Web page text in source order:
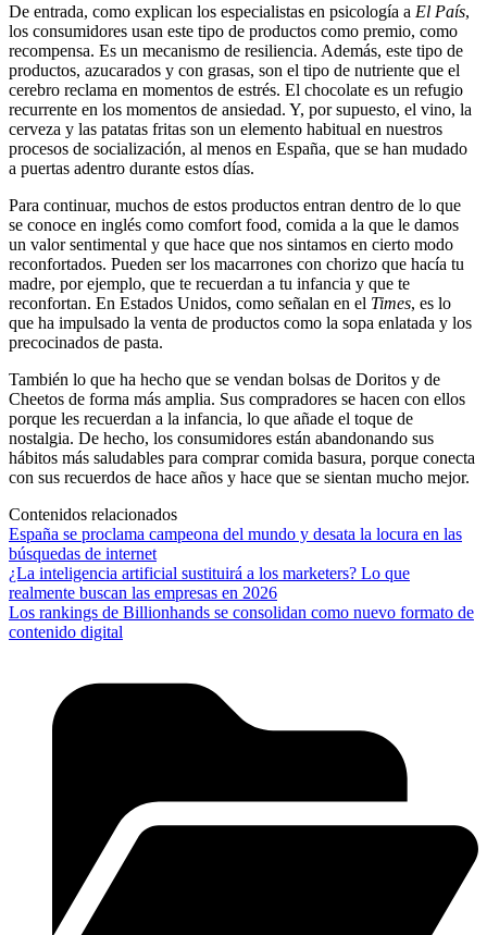
De entrada, como explican los especialistas en psicología a El País,
los consumidores usan este tipo de productos como premio, como
recompensa. Es un mecanismo de resiliencia. Además, este tipo de
productos, azucarados y con grasas, son el tipo de nutriente que el
cerebro reclama en momentos de estrés. El chocolate es un refugio
recurrente en los momentos de ansiedad. Y, por supuesto, el vino, la
cerveza y las patatas fritas son un elemento habitual en nuestros
procesos de socialización, al menos en España, que se han mudado
a puertas adentro durante estos días.
Para continuar, muchos de estos productos entran dentro de lo que
se conoce en inglés como comfort food, comida a la que le damos
un valor sentimental y que hace que nos sintamos en cierto modo
reconfortados. Pueden ser los macarrones con chorizo que hacía tu
madre, por ejemplo, que te recuerdan a tu infancia y que te
reconfortan. En Estados Unidos, como señalan en el Times, es lo
que ha impulsado la venta de productos como la sopa enlatada y los
precocinados de pasta.
También lo que ha hecho que se vendan bolsas de Doritos y de
Cheetos de forma más amplia. Sus compradores se hacen con ellos
porque les recuerdan a la infancia, lo que añade el toque de
nostalgia. De hecho, los consumidores están abandonando sus
hábitos más saludables para comprar comida basura, porque conecta
con sus recuerdos de hace años y hace que se sientan mucho mejor.
Contenidos relacionados
España se proclama campeona del mundo y desata la locura en las
búsquedas de internet
¿La inteligencia artificial sustituirá a los marketers? Lo que
realmente buscan las empresas en 2026
Los rankings de Billionhands se consolidan como nuevo formato de
contenido digital